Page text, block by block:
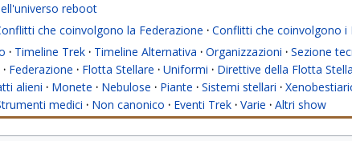
reboot
che coinvolgono la Federazione · Conflitti che coinvolgono i
· Timeline Trek · Timeline Alternativa · Organizzazioni · Sezione
· Federazione · Flotta Stellare · Uniformi · Direttive della Flotta
alieni · Monete · Nebulose · Piante · Sistemi stellari ·
medici · Non canonico · Eventi Trek · Varie · Altri show